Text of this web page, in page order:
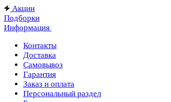
Акции
Подборки
Информация
Контакты
Доставка
Самовывоз
Гарантия
Заказ и оплата
Персональный раздел